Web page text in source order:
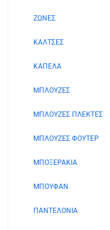
ΖΩΝΕΣ
ΚΑΛΤΣΕΣ
ΚΑΠΕΛΑ
ΜΠΛΟΥΖΕΣ
ΜΠΛΟΥΖΕΣ ΠΛΕΚΤΕΣ
ΜΠΛΟΥΖΕΣ ΦΟΥΤΕΡ
ΜΠΟΞΕΡΑΚΙΑ
ΜΠΟΥΦΑΝ
ΠΑΝΤΕΛΟΝΙΑ